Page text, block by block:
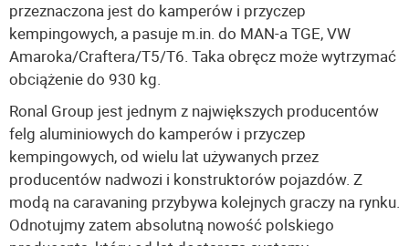
przeznaczona jest do kamperów i przyczep
kempingowych, a pasuje m.in. do MAN-a TGE, VW
Amaroka/Craftera/T5/T6. Taka obręcz może wytrzymać
obciążenie do 930 kg.
Ronal Group jest jednym z największych producentów
felg aluminiowych do kamperów i przyczep
kempingowych, od wielu lat używanych przez
producentów nadwozi i konstruktorów pojazdów. Z
modą na caravaning przybywa kolejnych graczy na rynku.
Odnotujmy zatem absolutną nowość polskiego